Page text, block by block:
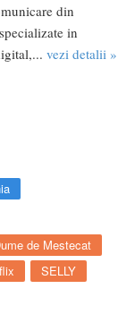
din
in
vezi detalii »
de Mestecat
SELLY